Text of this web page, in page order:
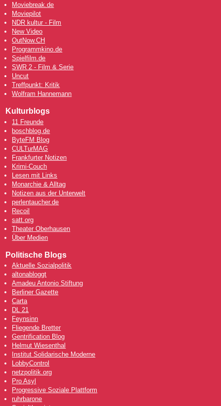
Moviebreak.de
Moviepilot
NDR kultur - Film
New Video
OutNow.CH
Programmkino.de
Spielfilm.de
SWR 2 - Film & Serie
Uncut
Treffpunkt: Kritik
Wolfram Hannemann
Kulturblogs
11 Freunde
boschblog.de
ByteFM Blog
CULTurMAG
Frankfurter Notizen
Krimi-Couch
Lesen mit Links
Monarchie & Alltag
Notizen aus der Unterwelt
perlentaucher.de
Recoil
satt.org
Theater Oberhausen
Über Medien
Politische Blogs
Aktuelle Sozialpolitik
altonabloggt
Amadeu Antonio Stiftung
Berliner Gazette
Carta
DL 21
Feynsinn
Fliegende Bretter
Gentrification Blog
Helmut Wiesenthal
Institut Solidarische Moderne
LobbyControl
netzpolitik.org
Pro Asyl
Progressive Soziale Plattform
ruhrbarone